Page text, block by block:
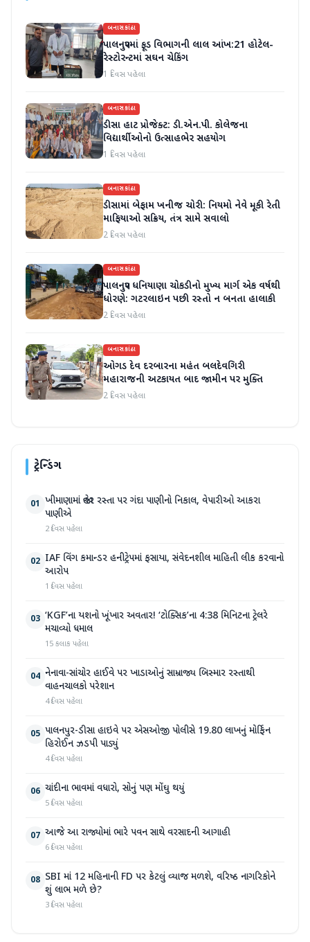
બનાસકાંઠા
પાલનપુરમાં ફૂડ વિભાગની લાલ આંખ:21 હોટેલ-
રેસ્ટોરન્ટમાં સઘન ચેકિંગ
1 દિવસ પહેલા
બનાસકાંઠા
ડીસા હાટ પ્રોજેક્ટ: ડી.એન.પી. કોલેજના
વિદ્યાર્થીઓનો ઉત્સાહભેર સહયોગ
1 દિવસ પહેલા
બનાસકાંઠા
ડીસામાં બેફામ ખનીજ ચોરી: નિયમો નેવે મૂકી રેતી
માફિયાઓ સક્રિય, તંત્ર સામે સવાલો
2 દિવસ પહેલા
બનાસકાંઠા
પાલનપુર ધનિયાણા ચોકડીનો મુખ્ય માર્ગ એક વર્ષથી
ધોરણે: ગટરલાઇન પછી રસ્તો ન બનતા હાલાકી
2 દિવસ પહેલા
બનાસકાંઠા
ઓગડ દેવ દરબારના મહંત બલદેવગિરી
મહારાજની અટકાયત બાદ જામીન પર મુક્તિ
2 દિવસ પહેલા
ટ્રેન્ડિંગ
01 ખીમાણામાં જાહેર રસ્તા પર ગંદા પાણીનો નિકાલ, વેપારીઓ આકરા
પાણીએ
2 દિવસ પહેલા
02 IAF વિંગ કમાન્ડર હનીટ્રેપમાં ફસાયા, સંવેદનશીલ માહિતી લીક કરવાનો
આરોપ
1 દિવસ પહેલા
03 ‘KGF’ના યશનો ખૂંખાર અવતાર! ‘ટોક્સિક’ના 4:38 મિનિટના ટ્રેલરે
મચાવ્યો ધમાલ
15 કલાક પહેલા
04 નેનાવા-સાંચોર હાઈવે પર ખાડાઓનું સામ્રાજ્ય બિસ્માર રસ્તાથી
વાહનચાલકો પરેશાન
4 દિવસ પહેલા
05 પાલનપુર-ડીસા હાઇવે પર એસઓજી પોલીસે 19.80 લાખનું મોર્ફિન
હિરોઈન ઝડપી પાડ્યું
4 દિવસ પહેલા
06 ચાંદીના ભાવમાં વધારો, સોનું પણ મોંઘુ થયું
5 દિવસ પહેલા
07 આજે આ રાજ્યોમાં ભારે પવન સાથે વરસાદની આગાહી
6 દિવસ પહેલા
08 SBI માં 12 મહિનાની FD પર કેટલું વ્યાજ મળશે, વરિષ્ઠ નાગરિકોને
શું લાભ મળે છે?
3 દિવસ પહેલા